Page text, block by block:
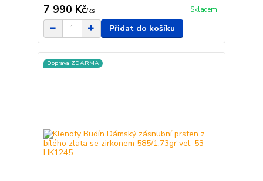
7 990 Kč/ks Skladem
Přidat do košíku
Doprava ZDARMA